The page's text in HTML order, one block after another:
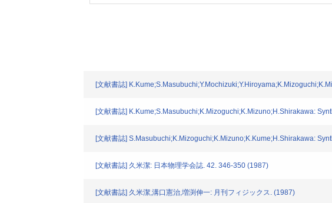
[文献書誌]
[文献書誌] K.Kume;S.Masubuchi;K.Mizoguchi;K.Mizuno;H.Shirakawa:
[文献書誌] S.Masubuchi;K.Mizoguchi;K.Mizuno;K.Kume;H.Shirakawa:
[文献書誌] 久米潔: 日本物理学会誌. 42. 346-350 (1987)
[文献書誌] 久米潔,溝口憲治,増渕伸一: 月刊フィジックス. (1987)